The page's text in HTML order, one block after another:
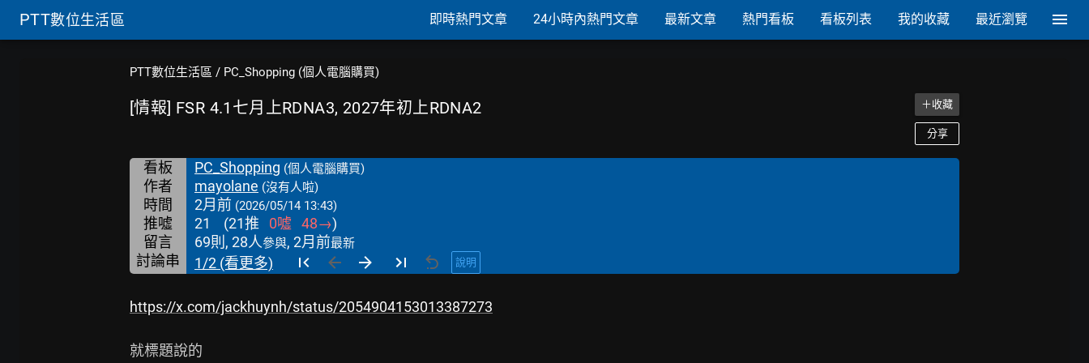
PTT數位生活區 即時熱門文章 24小時內熱門文章 最新文章 熱門看板 看板列表 我的收藏 最近瀏覽
PTT數位生活區 / PC_Shopping (個人電腦購買)
[情報] FSR 4.1七月上RDNA3, 2027年初上RDNA2 ＋收藏
分享
看板 PC_Shopping (個人電腦購買)
作者 mayolane (沒有人啦)
時間 2月前 (2026/05/14 13:43)
推噓 21 (21推 0噓 48→)
留言
69則, 28人參與, 2月前最新
討論串 1/2 (看更多) 說明
https://x.com/jackhuynh/status/2054904153013387273
就標題說的